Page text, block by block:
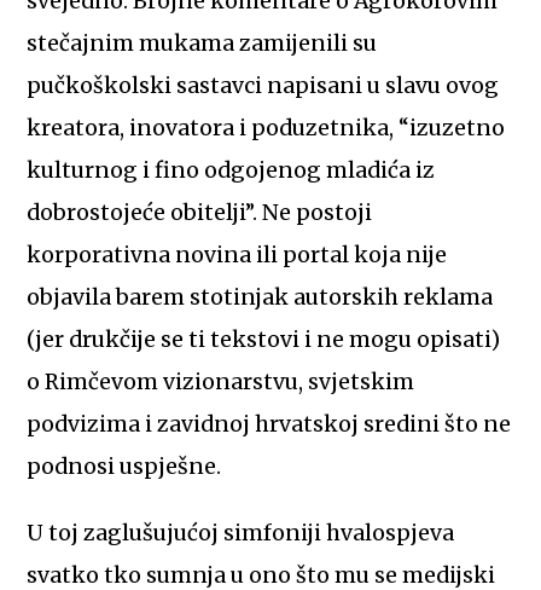
stečajnim mukama zamijenili su
pučkoškolski sastavci napisani u slavu ovog
kreatora, inovatora i poduzetnika, “izuzetno
kulturnog i fino odgojenog mladića iz
dobrostojeće obitelji”. Ne postoji
korporativna novina ili portal koja nije
objavila barem stotinjak autorskih reklama
(jer drukčije se ti tekstovi i ne mogu opisati)
o Rimčevom vizionarstvu, svjetskim
podvizima i zavidnoj hrvatskoj sredini što ne
podnosi uspješne.
U toj zaglušujućoj simfoniji hvalospjeva
svatko tko sumnja u ono što mu se medijski